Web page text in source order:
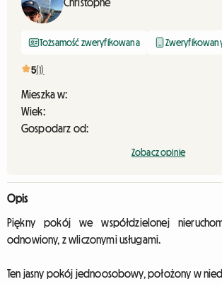
Tożsamość zweryfikowana
5(1)
Mieszka w:
Wiek:
Gospodarz od:
Zobacz opinie
Opis
Piękny pokój we współdzielonej
odnowiony, z wliczonymi usługami.
Ten jasny pokój jednoosobowy, położony w